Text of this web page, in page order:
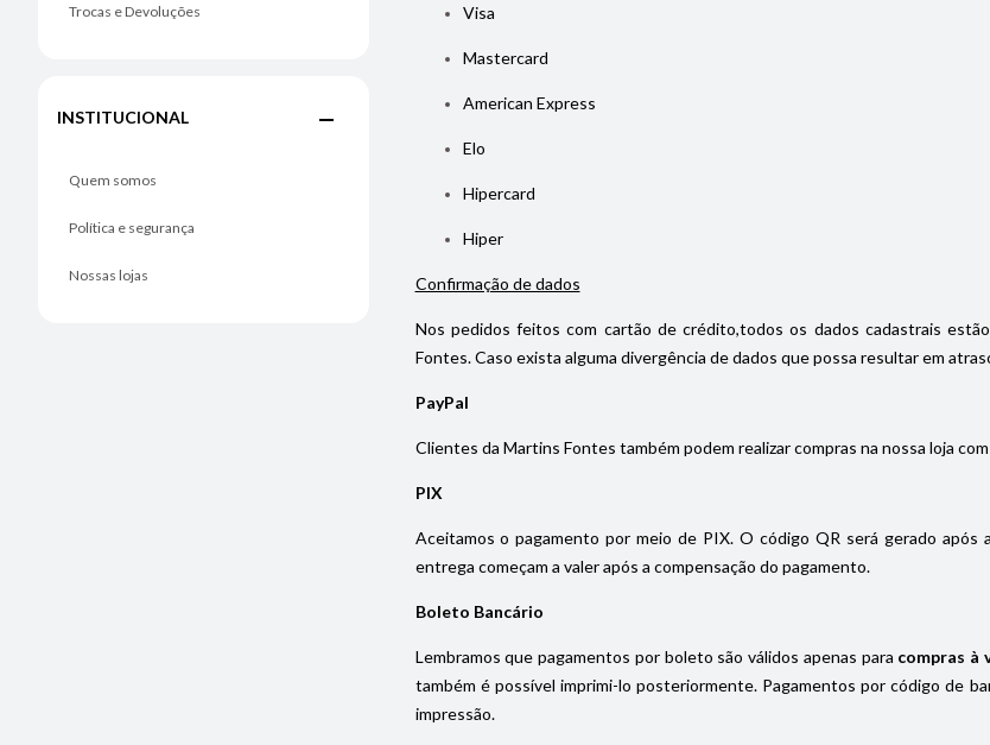
Trocas e Devoluções
INSTITUCIONAL
Quem somos
Política e segurança
Nossas lojas
Visa
Mastercard
American Express
Elo
Hipercard
Hiper
Confirmação de dados
Nos pedidos feitos com cartão de crédito,todos os dados cadastrais
Fontes. Caso exista alguma divergência de dados que possa resultar em
PayPal
Clientes da Martins Fontes também podem realizar compras na nossa loja com
PIX
Aceitamos o pagamento por meio de PIX. O código QR será gerado
entrega começam a valer após a compensação do pagamento.
Boleto Bancário
Lembramos que pagamentos por boleto são válidos apenas para compras à
também é possível imprimi-lo posteriormente. Pagamentos por código de
impressão.